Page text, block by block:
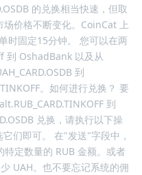
的兑换相当快速，但取
价格不断变化。CoinCat 上
时固定15分钟。 您可以在两
到 OshadBank 以及从
到
。如何进行兑换？ 要
到
兑换，请执行以下操
们即可。 在"发送"字段中，
定数量的 RUB 金额。或者
UAH。也不要忘记系统的佣